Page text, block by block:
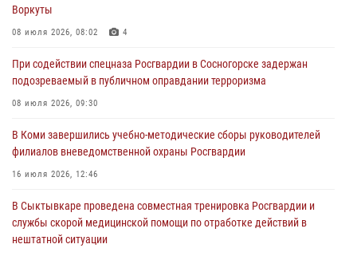
В Сыктывкаре росгвардейцы приняли участие в молебне в рамках
Дня Крещения Руси и Дня святого равноапостольного князя
28 июля 2026, 13:32 8
В Коми за неделю росгвардейцами выявлено более 10
деятельности
26 июля 2026, 06:48
военнослужащих по призыву в Центре подготовки личного состава
Росгвардии
25 июля 2026, 10:45
Воркуты
08 июля 2026, 08:02 4
При содействии спецназа Росгвардии в Сосногорске задержан
подозреваемый в публичном оправдании терроризма
08 июля 2026, 09:30
В Коми завершились учебно-методические сборы руководителей
филиалов вневедомственной охраны Росгвардии
16 июля 2026, 12:46
В Сыктывкаре проведена совместная тренировка Росгвардии и
службы скорой медицинской помощи по отработке действий в
нештатной ситуации